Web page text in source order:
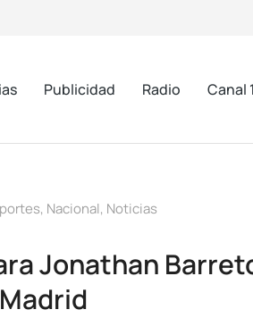
Publicidad Radio Canal
, Nacional, Noticias
Jonathan